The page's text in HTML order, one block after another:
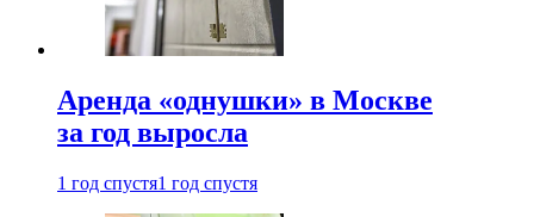
Аренда «однушки» в Москве
за год выросла
1 год спустя1 год спустя